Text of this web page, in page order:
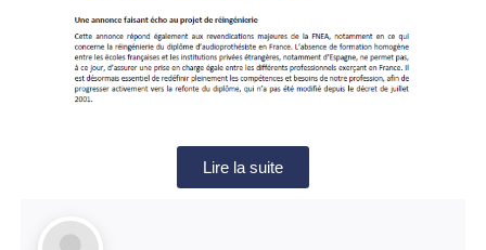
Lire la suite